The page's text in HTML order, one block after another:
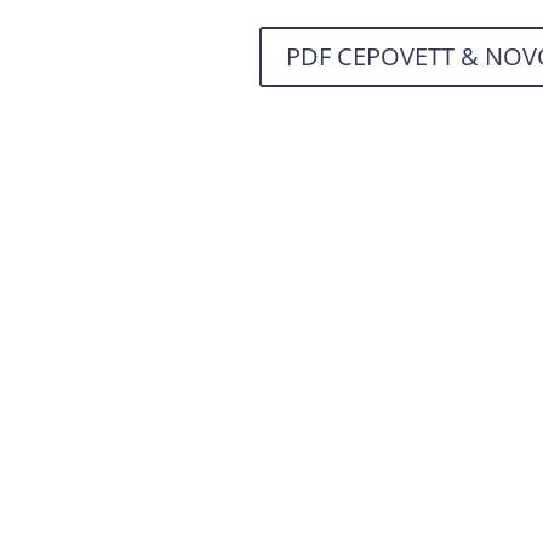
PDF CEPOVETT &